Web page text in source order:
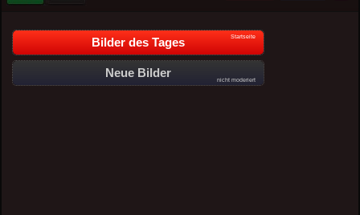
Bilder des Tages Startseite
Neue Bilder
nicht moderiert